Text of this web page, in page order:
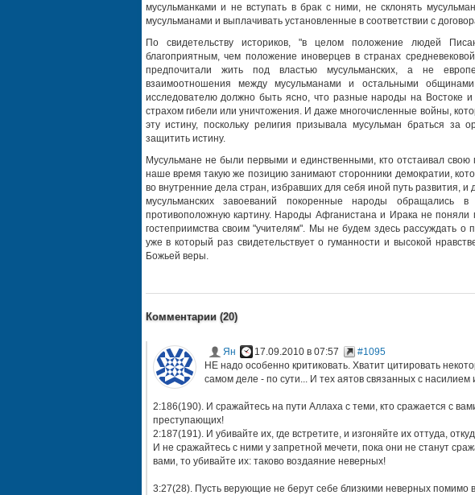
мусульманками и не вступать в брак с ними, не склонять
мусульманами и выплачивать установленные в соответствии с
По свидетельству историков, "в целом положение людей
благоприятным, чем положение иноверцев в странах
предпочитали жить под властью мусульманских, а не
взаимоотношения между мусульманами и остальными
исследователю должно быть ясно, что разные народы на Востоке
страхом гибели или уничтожения. И даже многочисленные войны,
эту истину, поскольку религия призывала мусульман браться за
защитить истину.
Мусульмане не были первыми и единственными, кто отстаивал свою
наше время такую же позицию занимают сторонники демократии,
во внутренние дела стран, избравших для себя иной путь развития,
мусульманских завоеваний покоренные народы
противоположную картину. Народы Афганистана и Ирака не
гостеприимства своим "учителям". Мы не будем здесь рассуждать о
уже в который раз свидетельствует о гуманности и высокой
Божьей веры.
Комментарии (20)
Ян 17.09.2010 в 07:57
#1095
НЕ надо особенно критиковать. Хватит цитировать
самом деле - по сути... И тех аятов связанных с насилием
2:186(190). И сражайтесь на пути Аллаха c теми, кто сражается c
преступающих!
2:187(191). И убивайте их, где встретите, и изгоняйте их оттуда,
И не сражайтесь c ними y запретной мечети, пока они не станут
вами, то убивайте их: таково воздаяние неверных!
3:27(28). Пусть верующие не берут себе близкими неверных помимо